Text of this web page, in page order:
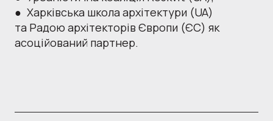
● Харківська школа архітектури (UA)
та Радою архітекторів Європи (ЄС) як
асоційований партнер.